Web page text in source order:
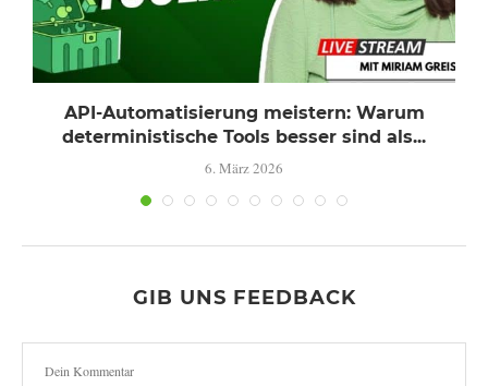
API-Automatisierung meistern: Warum
deterministische Tools besser sind als...
6. März 2026
GIB UNS FEEDBACK